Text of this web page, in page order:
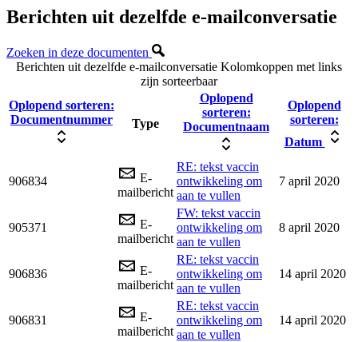
Berichten uit dezelfde e-mailconversatie
Zoeken in deze documenten
Berichten uit dezelfde e-mailconversatie Kolomkoppen met links
zijn sorteerbaar
Oplopend sorteren:
Documentnummer
Type
Oplopend
sorteren:
Documentnaam
Oplopend
sorteren:
Datum
906834
E-
mailbericht
RE: tekst vaccin
ontwikkeling om
aan te vullen
7 april 2020
905371
E-
mailbericht
FW: tekst vaccin
ontwikkeling om
aan te vullen
8 april 2020
906836
E-
mailbericht
RE: tekst vaccin
ontwikkeling om
aan te vullen
14 april 2020
906831
E-
mailbericht
RE: tekst vaccin
ontwikkeling om
aan te vullen
14 april 2020